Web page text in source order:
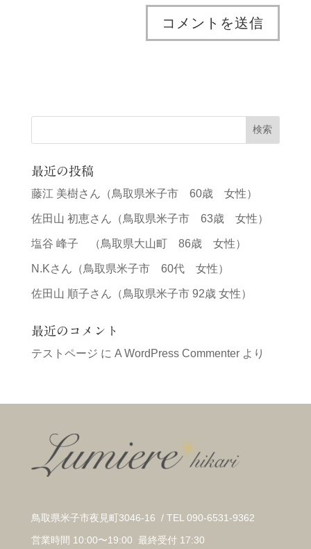
最近の投稿
藤江 美樹さん（鳥取県米子市 60歳 女性）
佐田山 初恵さん（鳥取県米子市 63歳 女性）
塩谷 峰子 （鳥取県大山町 86歳 女性）
N.Kさん（鳥取県米子市 60代 女性）
佐田山 順子さん（鳥取県米子市 92歳 女性）
最近のコメント
テストページ に A WordPress Commenterより
鳥取県米子市夜見町3046-16 / TEL 090-6531-9362
営業時間 10:00〜19:00 最終受付 17:30